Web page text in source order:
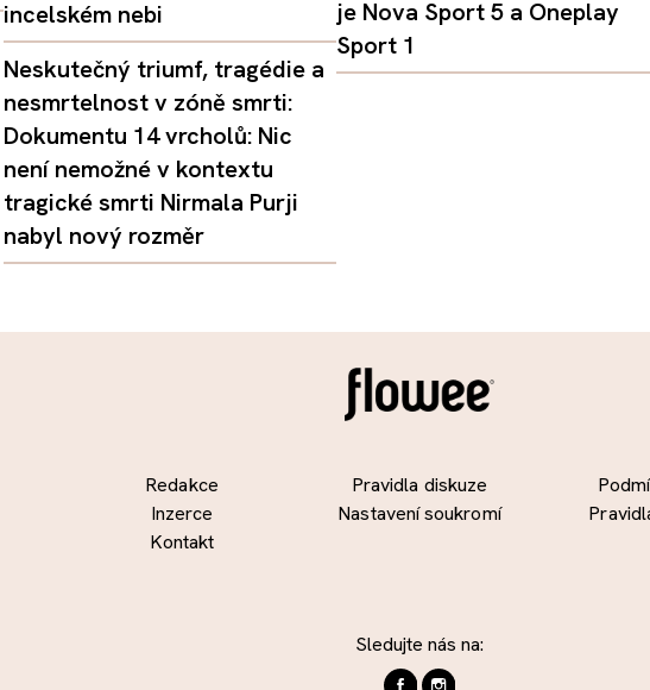
incelském nebi
Neskutečný triumf, tragédie a
nesmrtelnost v zóně smrti:
Dokumentu 14 vrcholů: Nic
není nemožné v kontextu
tragické smrti Nirmala Purji
nabyl nový rozměr
je Nova Sport 5 a Oneplay
Sport 1
Redakce
Inzerce
Kontakt
Pravidla diskuze
Nastavení soukromí
Sledujte nás na: